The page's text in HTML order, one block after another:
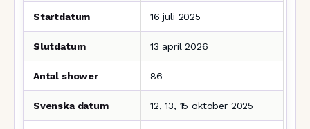
Startdatum 16 juli 2025
Slutdatum 13 april 2026
Antal shower 86
Svenska datum 12, 13, 15 oktober 2025